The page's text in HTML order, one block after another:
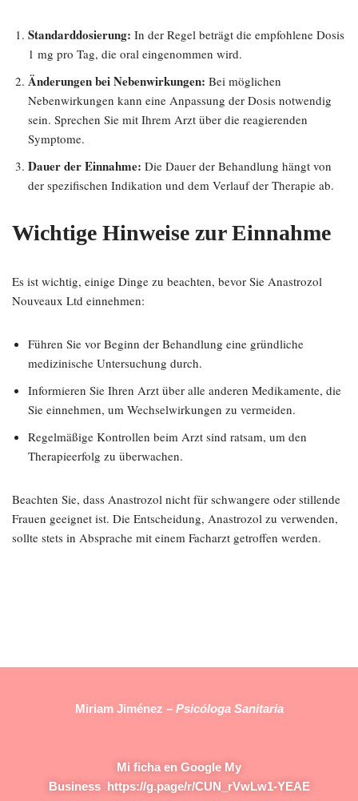
Standarddosierung: In der Regel beträgt die empfohlene Dosis
1 mg pro Tag, die oral eingenommen wird.
Änderungen bei Nebenwirkungen: Bei möglichen
Nebenwirkungen kann eine Anpassung der Dosis notwendig
sein. Sprechen Sie mit Ihrem Arzt über die reagierenden
Symptome.
Dauer der Einnahme: Die Dauer der Behandlung hängt von
der spezifischen Indikation und dem Verlauf der Therapie ab.
Wichtige Hinweise zur Einnahme
Es ist wichtig, einige Dinge zu beachten, bevor Sie Anastrozol
Nouveaux Ltd einnehmen:
Führen Sie vor Beginn der Behandlung eine gründliche
medizinische Untersuchung durch.
Informieren Sie Ihren Arzt über alle anderen Medikamente, die
Sie einnehmen, um Wechselwirkungen zu vermeiden.
Regelmäßige Kontrollen beim Arzt sind ratsam, um den
Therapieerfolg zu überwachen.
Beachten Sie, dass Anastrozol nicht für schwangere oder stillende
Frauen geeignet ist. Die Entscheidung, Anastrozol zu verwenden,
sollte stets in Absprache mit einem Facharzt getroffen werden.
Miriam Jiménez –Psicóloga Sanitaria
Mi ficha en Google My
Business https://g.page/r/CUN_rVwLw1-YEAE